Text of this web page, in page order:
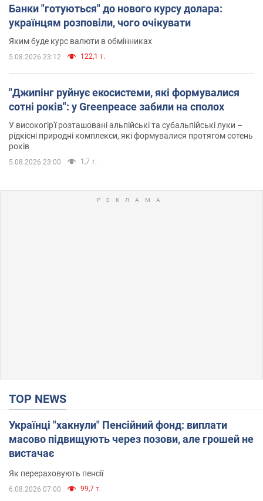
Банки "готуються" до нового курсу долара:
українцям розповіли, чого очікувати
Яким буде курс валюти в обмінниках
5.08.2026 23:12 122,1 т.
"Джипінг руйнує екосистеми, які формувалися
сотні років": у Greenpeace забили на сполох
У високогір'ї розташовані альпійські та субальпійські луки –
рідкісні природні комплекси, які формувалися протягом сотень
років
5.08.2026 23:00 1,7 т.
TOP NEWS
Українці "хакнули" Пенсійний фонд: виплати
масово підвищують через позови, але грошей не
вистачає
Як перераховують пенсії
6.08.2026 07:00 99,7 т.